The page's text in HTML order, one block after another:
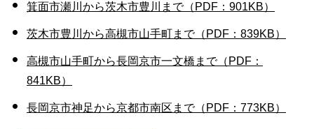
箕面市瀬川から茨木市豊川まで（PDF：901KB）
茨木市豊川から高槻市山手町まで（PDF：839KB）
高槻市山手町から長岡京市一文橋まで（PDF：
841KB）
長岡京市神足から京都市南区まで（PDF：773KB）